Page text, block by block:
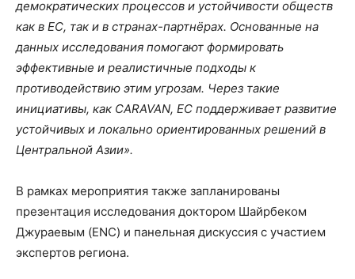
демократических процессов и устойчивости обществ
как в ЕС, так и в странах-партнёрах. Основанные на
данных исследования помогают формировать
эффективные и реалистичные подходы к
противодействию этим угрозам. Через такие
инициативы, как CARAVAN, ЕС поддерживает развитие
устойчивых и локально ориентированных решений в
Центральной Азии».
В рамках мероприятия также запланированы
презентация исследования доктором Шайрбеком
Джураевым (ENC) и панельная дискуссия с участием
экспертов региона.